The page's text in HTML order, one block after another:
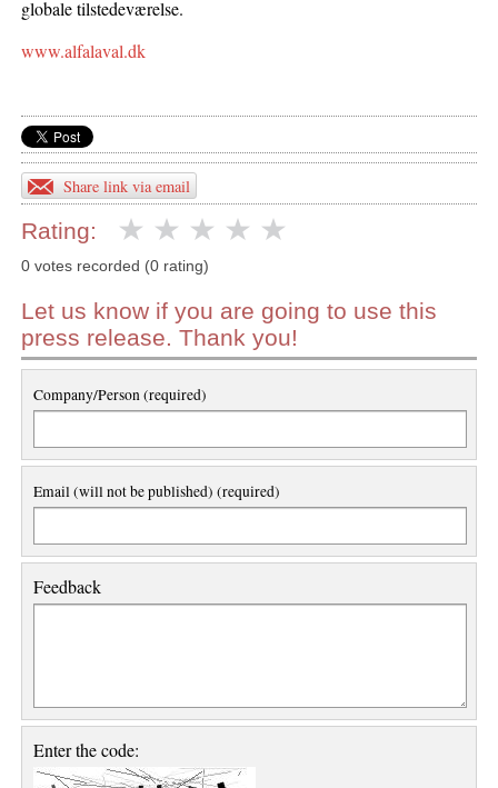
globale tilstedeværelse.
www.alfalaval.dk
Share link via email
Rating:
0 votes recorded (0 rating)
Let us know if you are going to use this
press release. Thank you!
Company/Person (required)
Email (will not be published) (required)
Feedback
Enter the code: